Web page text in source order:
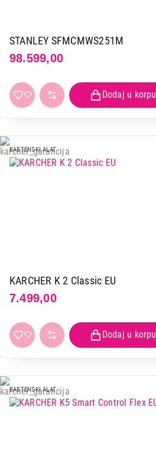
STANLEY SFMCMWS251M
98.599,00
BASTENSKI ALAT
KARCHER K 2 Classic EU
7.499,00
BASTENSKI ALAT